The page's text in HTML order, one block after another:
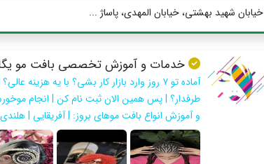
خیابان شهید بهشتی، خیابان المهدی، پاساژ ...
خدمات و آموزش تخصصی بافت مو
آماده تو ۷ روز وارد بازار کار بشی؟ با یه
طرفدار؟ | پس همین الان ثبت نام کن | انجام
و آموزش انواع بافت موهای بروز: | آفریقایی |